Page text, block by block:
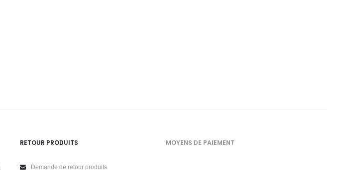
RETOUR PRODUITS
Demande de retour produits
MOYENS DE PAIEMENT